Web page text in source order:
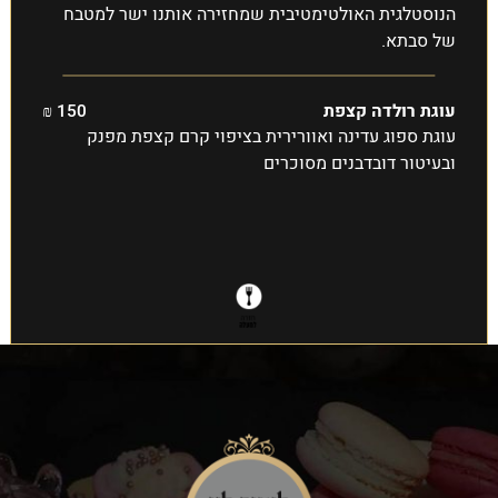
הנוסטלגית האולטימטיבית שמחזירה אותנו ישר למטבח
של סבתא.
עוגת רולדה קצפת 150 ₪
עוגת ספוג עדינה ואוורירית בציפוי קרם קצפת מפנק
ובעיטור דובדבנים מסוכרים